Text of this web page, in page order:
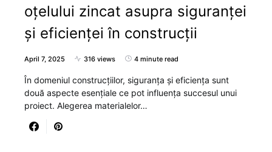
oțelului zincat asupra siguranței
și eficienței în construcții
April 7, 2025 316 views 4 minute read
În domeniul construcțiilor, siguranța și eficiența sunt
două aspecte esențiale ce pot influența succesul unui
proiect. Alegerea materialelor…